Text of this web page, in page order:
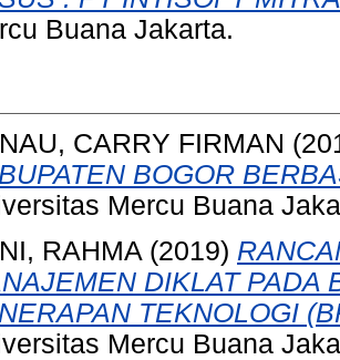
Buana Jakarta.
CARRY FIRMAN
BOGOR
Mercu Buana
RAHMA (2019)
DIKLAT PADA
TEKNOLOGI
Mercu Buana